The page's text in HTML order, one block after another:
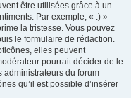
être utilisées grâce à un
Par exemple, « :) »
la tristesse. Vous pouvez
le formulaire de rédaction.
elles peuvent
pourrait décider de le
administrateurs du forum
qu’il est possible d’insérer